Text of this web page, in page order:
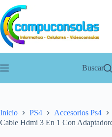
Saltar
al
contenido
Buscar
Inicio PS4
Accesorios Ps4
Cable Hdmi 3 En 1 Con